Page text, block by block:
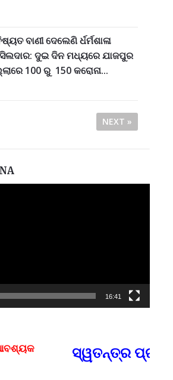
ବାଣୀ ଦେଲେଣି ର୍ଧର୍ମଶାଳା
ଦୁଇ ଦିନ ମଧ୍ୟରେ ଯାଜପୁର
100 ରୁ 150 କରୋନା...
NEXT »
16:41
ସ୍ୱତନ୍ତ୍ର